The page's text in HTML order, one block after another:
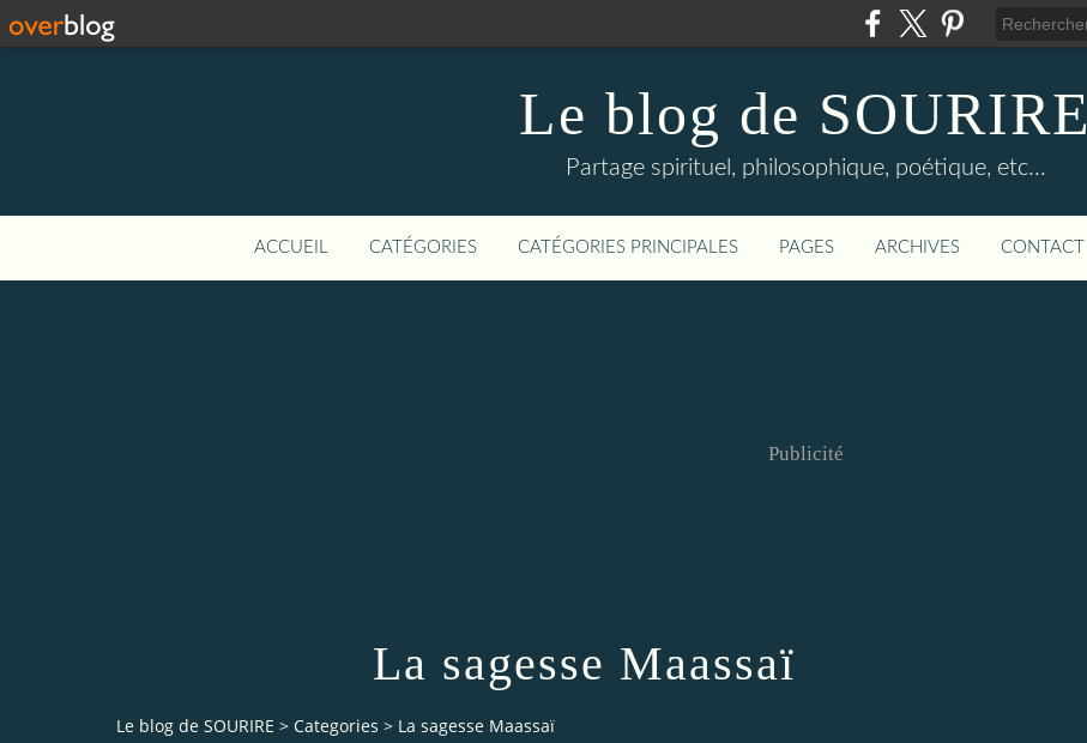
Le blog de SOURIRE
Partage spirituel, philosophique, poétique, etc...
ACCUEIL CATÉGORIES CATÉGORIES PRINCIPALES PAGES ARCHIVES CONTACT
Publicité
La sagesse Maassaï
Le blog de SOURIRE > Categories > La sagesse Maassaï